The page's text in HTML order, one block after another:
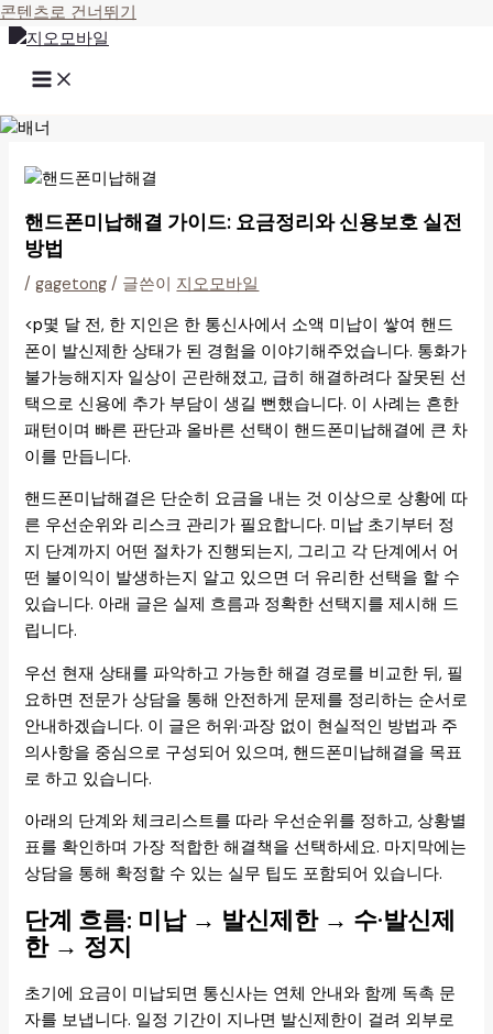
콘텐츠로 건너뛰기
핸드폰미납해결 가이드: 요금정리와 신용보호 실전
방법
/gagetong / 글쓴이 지오모바일
<p몇 달 전, 한 지인은 한 통신사에서 소액 미납이 쌓여 핸드
폰이 발신제한 상태가 된 경험을 이야기해주었습니다. 통화가
불가능해지자 일상이 곤란해졌고, 급히 해결하려다 잘못된 선
택으로 신용에 추가 부담이 생길 뻔했습니다. 이 사례는 흔한
패턴이며 빠른 판단과 올바른 선택이 핸드폰미납해결에 큰 차
이를 만듭니다.
핸드폰미납해결은 단순히 요금을 내는 것 이상으로 상황에 따
른 우선순위와 리스크 관리가 필요합니다. 미납 초기부터 정
지 단계까지 어떤 절차가 진행되는지, 그리고 각 단계에서 어
떤 불이익이 발생하는지 알고 있으면 더 유리한 선택을 할 수
있습니다. 아래 글은 실제 흐름과 정확한 선택지를 제시해 드
립니다.
우선 현재 상태를 파악하고 가능한 해결 경로를 비교한 뒤, 필
요하면 전문가 상담을 통해 안전하게 문제를 정리하는 순서로
안내하겠습니다. 이 글은 허위·과장 없이 현실적인 방법과 주
의사항을 중심으로 구성되어 있으며, 핸드폰미납해결을 목표
로 하고 있습니다.
아래의 단계와 체크리스트를 따라 우선순위를 정하고, 상황별
표를 확인하며 가장 적합한 해결책을 선택하세요. 마지막에는
상담을 통해 확정할 수 있는 실무 팁도 포함되어 있습니다.
단계 흐름: 미납 → 발신제한 → 수·발신제
한 → 정지
초기에 요금이 미납되면 통신사는 연체 안내와 함께 독촉 문
자를 보냅니다. 일정 기간이 지나면 발신제한이 걸려 외부로